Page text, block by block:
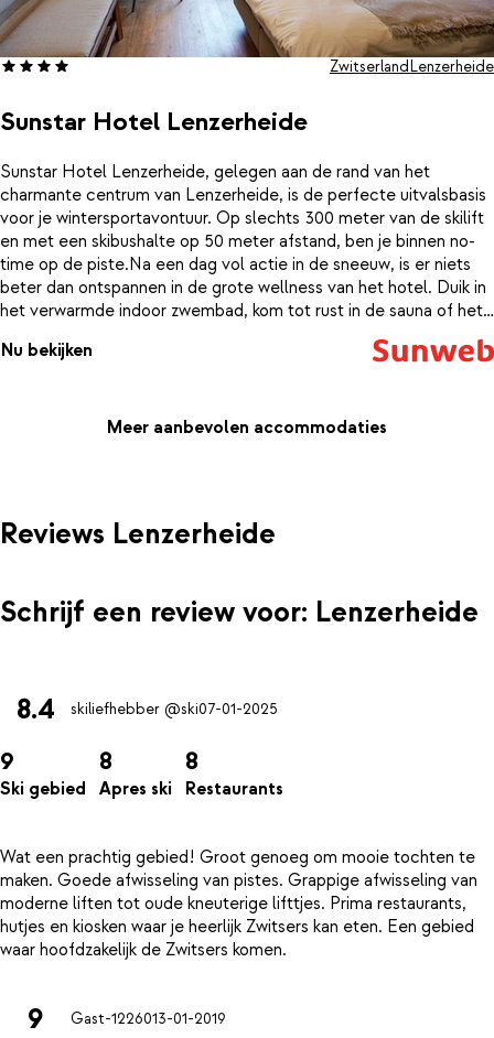
Sunstar Hotel Lenzerheide
ZwitserlandLenzerheide
Sunstar Hotel Lenzerheide, gelegen aan de rand van het
charmante centrum van Lenzerheide, is de perfecte uitvalsbasis
voor je wintersportavontuur. Op slechts 300 meter van de skilift
en met een skibushalte op 50 meter afstand, ben je binnen no-
time op de piste.Na een dag vol actie in de sneeuw, is er niets
beter dan ontspannen in de grote wellness van het hotel. Duik in
het verwarmde indoor zwembad, kom tot rust in de sauna of het
gym. Bij Sunstar Hotel Lenzerheide vind je de ideale balans
Nu bekijken
Meer aanbevolen accommodaties
Reviews Lenzerheide
Schrijf een review voor: Lenzerheide
8.4 skiliefhebber @ski07-01-2025
9
Ski gebied
8
Apres ski
8
Restaurants
Wat een prachtig gebied! Groot genoeg om mooie tochten te
maken. Goede afwisseling van pistes. Grappige afwisseling van
moderne liften tot oude kneuterige lifttjes. Prima restaurants,
hutjes en kiosken waar je heerlijk Zwitsers kan eten. Een gebied
9 Gast-1226013-01-2019